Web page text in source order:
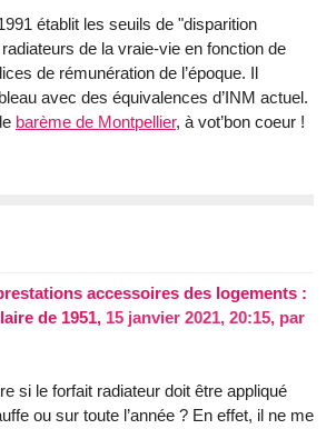
établit les seuils de "disparition
de la vraie-vie en fonction de
de rémunération de l’époque. Il
avec des équivalences d’INM actuel.
barème de Montpellier, à vot’bon coeur !
accessoires des logements :
de 1951, 15 janvier 2021, 20:15, par
si le forfait radiateur doit être appliqué
ou sur toute l’année ? En effet, il ne me